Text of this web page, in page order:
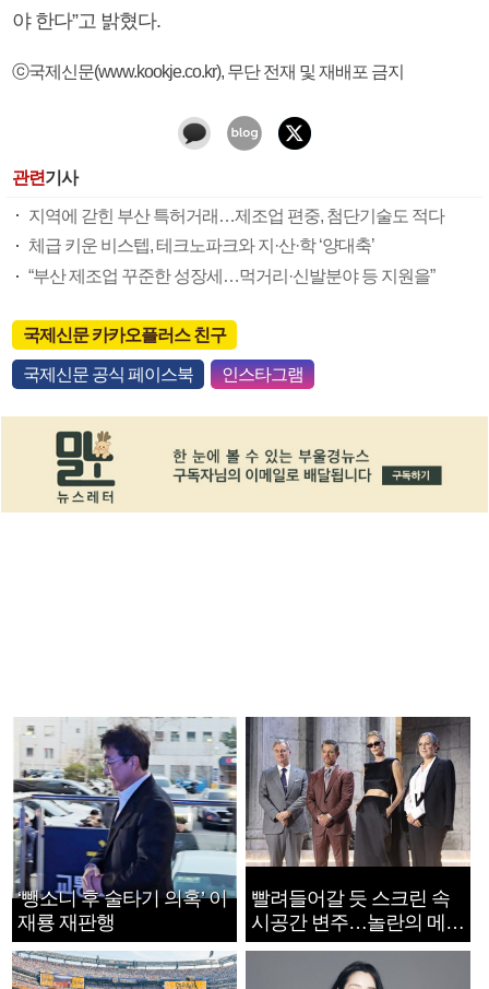
야 한다”고 밝혔다.
ⓒ국제신문(www.kookje.co.kr), 무단 전재 및 재배포 금지
관련기사
지역에 갇힌 부산 특허거래…제조업 편중, 첨단기술도 적다
체급 키운 비스텝, 테크노파크와 지·산·학 ‘양대축’
“부산 제조업 꾸준한 성장세…먹거리·신발분야 등 지원을”
국제신문 카카오플러스 친구
국제신문 공식 페이스북 인스타그램
‘뺑소니 후 술타기 의혹’ 이
재룡 재판행
빨려들어갈 듯 스크린 속
시공간 변주…놀란의 메시
지는 ‘전쟁 속죄’